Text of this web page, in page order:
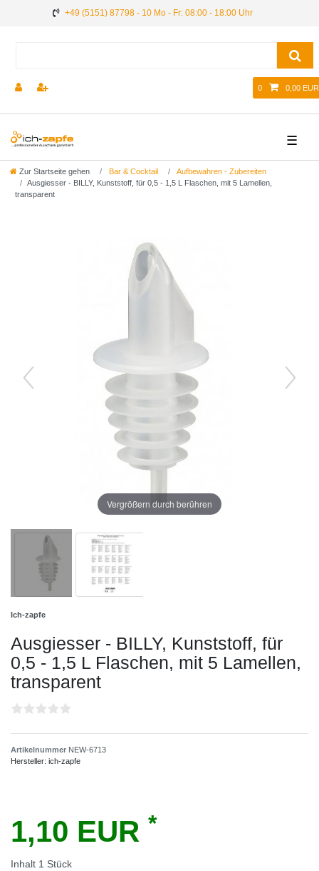
+49 (5151) 87798 - 10 Mo - Fr: 08:00 - 18:00 Uhr
0 0,00 EUR
☰
Zur Startseite gehen Bar & Cocktail
Aufbewahren - Zubereiten
Ausgiesser - BILLY, Kunststoff, für 0,5 - 1,5 L Flaschen, mit 5 Lamellen,
transparent
Vergrößern durch berühren
Ich-zapfe
Ausgiesser - BILLY, Kunststoff, für
0,5 - 1,5 L Flaschen, mit 5 Lamellen,
transparent
Artikelnummer NEW-6713
Hersteller: ich-zapfe
1,10 EUR *
Inhalt 1 Stück